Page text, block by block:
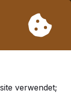
daher längere
verwendet;